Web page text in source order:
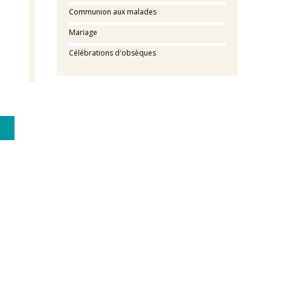
Communion aux malades
Mariage
Célébrations d'obsèques